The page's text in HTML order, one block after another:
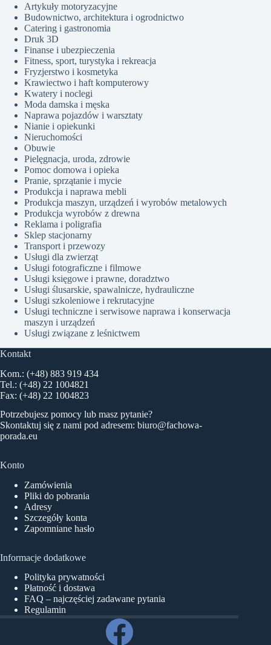
Artykuły motoryzacyjne
Budownictwo, architektura i ogrodnictwo
Catering i gastronomia
Druk 3D
Finanse i ubezpieczenia
Fitness, sport, turystyka i rekreacja
Fryzjerstwo i kosmetyka
Krawiectwo i haft komputerowy
Kwatery i noclegi
Moda damska i męska
Naprawa pojazdów i warsztaty
Nianie i opiekunki
Nieruchomości
Obuwie
Pielęgnacja, uroda, zdrowie
Pomoc domowa i opieka
Pranie, sprzątanie i mycie
Produkcja i naprawa mebli
Produkcja maszyn, urządzeń i wyrobów metalowych
Produkcja wyrobów z drewna
Reklama i poligrafia
Sklep stacjonarny
Transport i przewozy
Usługi dla zwierząt
Usługi fotograficzne i filmowe
Usługi księgowe i prawne, doradztwo
Usługi ślusarskie, spawalnicze, hydrauliczne
Usługi szkoleniowe i rekrutacyjne
Usługi techniczne i serwisowe naprawa i konserwacja
maszyn i urządzeń
Usługi związane z leśnictwem
Kontakt
Kom.: (+48) 883 919 434
Tel.: (+48) 22 1004821
Fax: (+48) 22 1004823
Potrzebujesz pomocy lub masz pytanie?
Skontaktuj się z nami pod adresem: biuro@fachowa-
porada.eu
Konto
Zamówienia
Pliki do pobrania
Adresy
Szczegóły konta
Zapomniane hasło
Informacje dodatkowe
Polityka prywatności
Płatność i dostawa
FAQ – najczęściej zadawane pytania
Regulamin